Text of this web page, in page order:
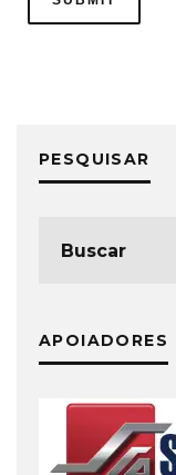
PESQUISAR
APOIADORES